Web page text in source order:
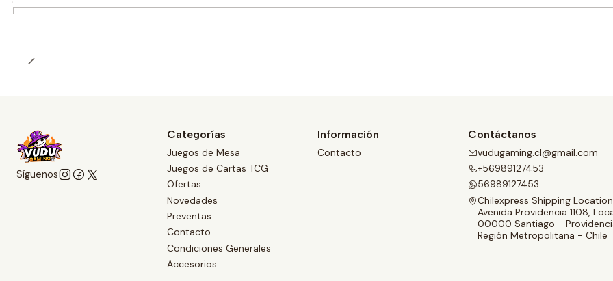
Síguenos
Categorías
Juegos de Mesa
Juegos de Cartas TCG
Ofertas
Novedades
Preventas
Contacto
Condiciones Generales
Accesorios
Información
Contacto
Contáctanos
vudugaming.cl@gmail.com
+56989127453
56989127453
Chilexpress Shipping Location
Avenida Providencia 1108,
00000 Santiago -
Región Metropolitana - Chile